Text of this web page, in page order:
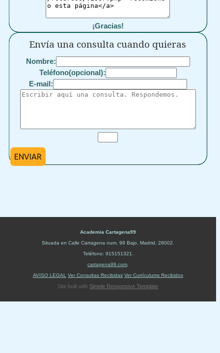
¡Gracias!
Envía una consulta cuando quieras
Nombre:
Teléfono(opcional):
E-mail:
ENVIAR
Academia Cartagena99
Situada en Calle Cartagena num. 99 Bajo Madrid 28002
Teléfono: 915151321
cartagena99.com
AVISO LEGAL
Ver Consultas Recibidas Ver Currículums Recibidos
Site built with Simple Responsive Template